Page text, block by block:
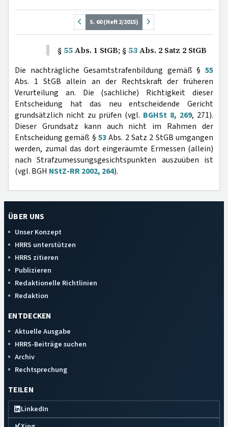
S. 60 (Heft 2/2015)
§ 55Abs. 1 StGB; § 53Abs. 2 Satz 2 StGB
Die nachträgliche Gesamtstrafenbildung gemäß § 55
Abs. 1 StGB allein an der Rechtskraft der früheren
Verurteilung an. Die (sachliche) Richtigkeit dieser
Entscheidung hat das neu entscheidende Gericht
grundsätzlich nicht zu prüfen (vgl. BGHSt 8, 269, 271).
Dieser Grundsatz kann auch nicht im Rahmen der
Entscheidung gemäß § 53Abs. 2 Satz 2 StGB umgangen
werden, zumal das dort eingeräumte Ermessen (allein)
nach Strafzumessungsgesichtspunkten auszuüben ist
(vgl. BGH NStZ-RR 2002, 264).
ÜBER UNS
Unser Konzept
HRRS unterstützen
HRRS zitieren
Publizieren
Redaktionelle Richtlinien
Redaktion
ENTDECKEN
Aktuelle Ausgabe
HRRS-Beiträge suchen
Archiv
Rechtsprechung
TEILEN
LinkedIn